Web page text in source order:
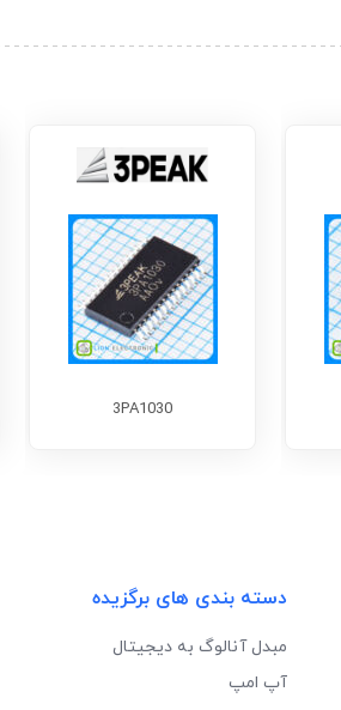
3PA1030
دسته بندی های برگزیده
مبدل آنالوگ به دیجیتال
آپ امپ